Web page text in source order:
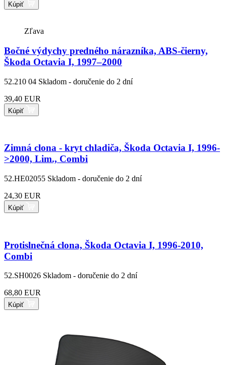
Kúpiť
Zľava
Bočné výdychy predného nárazníka, ABS-čierny,
Škoda Octavia I, 1997–2000
52.210 04 Skladom - doručenie do 2 dní
39,40 EUR
Kúpiť
Zimná clona - kryt chladiča, Škoda Octavia I, 1996-
>2000, Lim., Combi
52.HE02055 Skladom - doručenie do 2 dní
24,30 EUR
Kúpiť
Protislnečná clona, Škoda Octavia I, 1996-2010,
Combi
52.SH0026 Skladom - doručenie do 2 dní
68,80 EUR
Kúpiť